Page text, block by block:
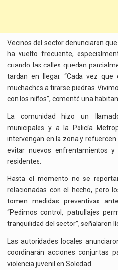
Vecinos del sector denunciaron
ha vuelto frecuente,
cuando las calles quedan
tardan en llegar. “Cada vez que
muchachos a tirarse piedras.
con los niños”, comentó una
La comunidad hizo un
municipales y a la Policía
intervengan en la zona y refuercen
evitar nuevos enfrentamientos
residentes.
Hasta el momento no se
relacionadas con el hecho, pero
tomen medidas preventivas
“Pedimos control, patrullajes
tranquilidad del sector”, señalaron
Las autoridades locales
coordinarán acciones conjuntas
violencia juvenil en Soledad.